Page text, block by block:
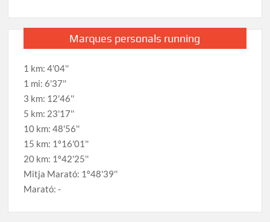
Marques personals running
1 km: 4'04''
1 mi: 6'37''
3 km: 12'46''
5 km: 23'17''
10 km: 48'56''
15 km: 1º16'01''
20 km: 1º42'25''
Mitja Marató: 1º48'39''
Marató: -